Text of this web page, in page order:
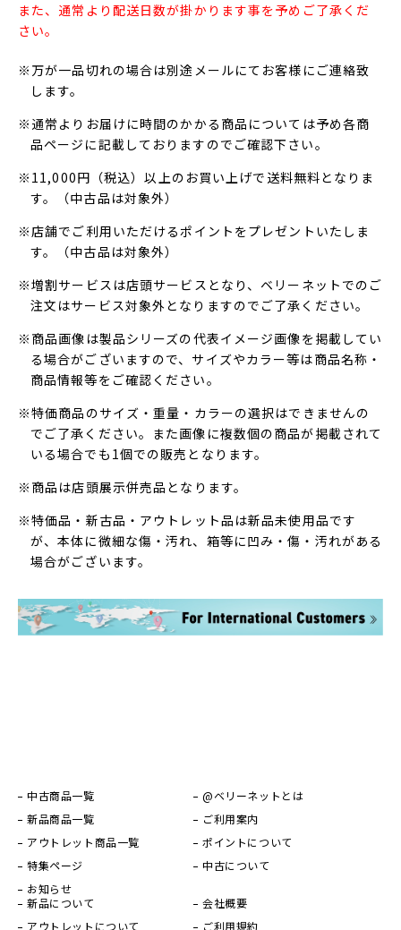
また、通常より配送日数が掛かります事を予めご了承くだ
さい。
※万が一品切れの場合は別途メールにてお客様にご連絡致
します。
※通常よりお届けに時間のかかる商品については予め各商
品ページに記載しておりますのでご確認下さい。
※11,000円（税込）以上のお買い上げで送料無料となりま
す。（中古品は対象外）
※店舗でご利用いただけるポイントをプレゼントいたしま
す。（中古品は対象外）
※増割サービスは店頭サービスとなり、ベリーネットでのご
注文はサービス対象外となりますのでご了承ください。
※商品画像は製品シリーズの代表イメージ画像を掲載してい
る場合がございますので、サイズやカラー等は商品名称・
商品情報等をご確認ください。
※特価商品のサイズ・重量・カラーの選択はできませんの
でご了承ください。また画像に複数個の商品が掲載されて
いる場合でも1個での販売となります。
※商品は店頭展示併売品となります。
※特価品・新古品・アウトレット品は新品未使用品です
が、本体に微細な傷・汚れ、箱等に凹み・傷・汚れがある
場合がございます。
中古商品一覧
新品商品一覧
アウトレット商品一覧
特集ページ
お知らせ
@ベリーネットとは
ご利用案内
ポイントについて
中古について
新品について
アウトレットについて
会社概要
ご利用規約